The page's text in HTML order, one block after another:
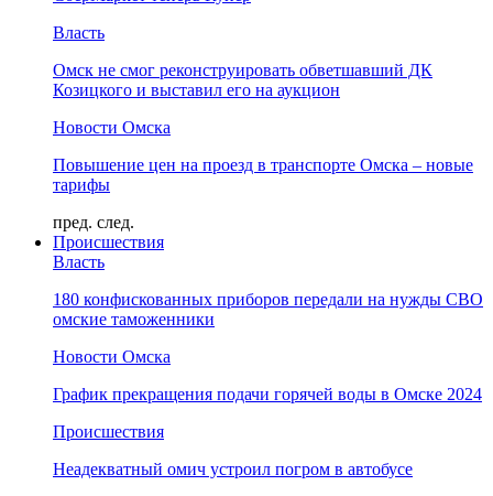
Власть
Омск не смог реконструировать обветшавший ДК
Козицкого и выставил его на аукцион
Новости Омска
Повышение цен на проезд в транспорте Омска – новые
тарифы
пред. след.
Происшествия
Власть
180 конфискованных приборов передали на нужды СВО
омские таможенники
Новости Омска
График прекращения подачи горячей воды в Омске 2024
Происшествия
Неадекватный омич устроил погром в автобусе